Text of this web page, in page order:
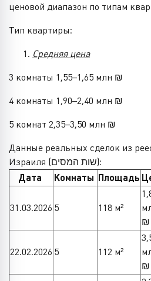
ценовой диапазон по типам
Тип квартиры:
Средняя цена
3 комнаты 1,55–1,65 млн ₪
4 комнаты 1,90–2,40 млн ₪
5 комнат 2,35–3,50 млн ₪
Данные реальных сделок из
Израиля (שות המסים):
Дата Комнаты Площадь
31.03.2026 5 118 м²
₪
22.02.2026 5 112 м²
₪